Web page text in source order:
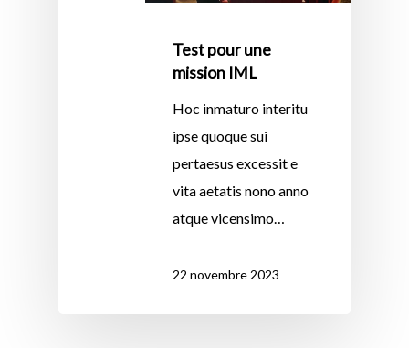
Test pour une
mission IML
Hoc inmaturo interitu
ipse quoque sui
pertaesus excessit e
vita aetatis nono anno
atque vicensimo…
22 novembre 2023